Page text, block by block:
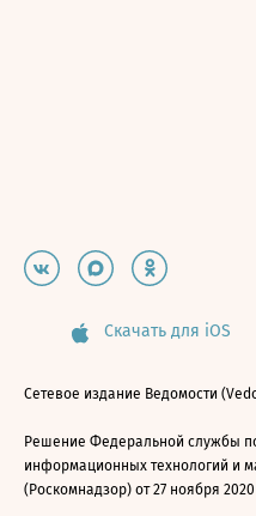
Скачать для iOS
Сетевое издание Ведомости
Решение Федеральной службы
информационных технологий и
(Роскомнадзор) от 27 ноября